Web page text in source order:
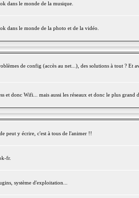
dans le monde de la musique.
dans le monde de la photo et de la vidéo.
de config (accès au net...), des solutions à tout ? Et
donc Wifi... mais aussi les réseaux et donc le plus grand
peut y écrire, c'est à tous de l'animer !!
fr.
système d'exploitation...